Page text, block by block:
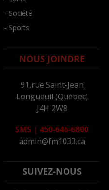
- Société
- Sports
NOUS JOINDRE
91,rue Saint-Jean
Longueuil (Québec)
J4H 2W8
SMS | 450-646-6800
admin@fm1033.ca
SUIVEZ-NOUS